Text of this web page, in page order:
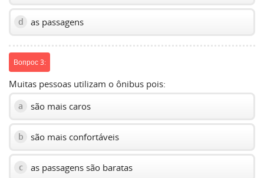
d as passagens
Вопрос 3:
Muitas pessoas utilizam o ônibus pois:
a são mais caros
b são mais confortáveis
c as passagens são baratas